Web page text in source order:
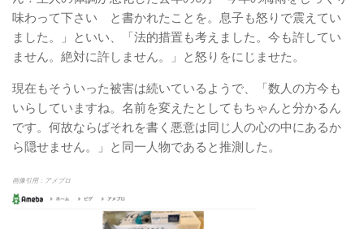
味わって下さい と書かれたことを。息子も怒りで震えてい
ました。」といい、「法的措置も考えました。今も許してい
ません。絶対に許しません。」と怒りをにじませた。
現在もそういった被害は続いているようで、「数人の方今も
いらしていますね。名前を変えたとしてもちゃんと分かるん
です。何故ならばそれを書く悪意は同じ人の心の中にあるか
ら隠せません。」と同一人物であると推測した。
画像引用：アメブロ